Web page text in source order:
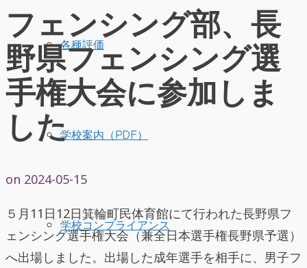
各種評価
学校案内（PDF）
学校コンプライアンス
フェンシング部、長
野県フェンシング選
手権大会に参加しま
した
on 2024-05-15
５月11日12日箕輪町民体育館にて行われた長野県フ
ェンシング選手権大会（兼全日本選手権長野県予選）
へ出場しました。出場した成年選手を相手に、男子フ